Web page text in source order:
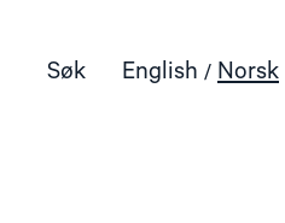
Søk English Norsk